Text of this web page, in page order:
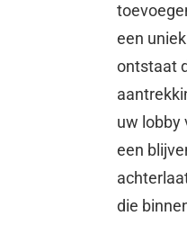
een
ontstaat
uw lobby
een
die